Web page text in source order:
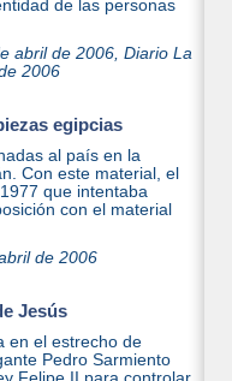
de las personas
abril de 2006, Diario La
2006
egipcias
al país en la
Con este material, el
que intentaba
con el material
de 2006
Jesús
en el estrecho de
Pedro Sarmiento